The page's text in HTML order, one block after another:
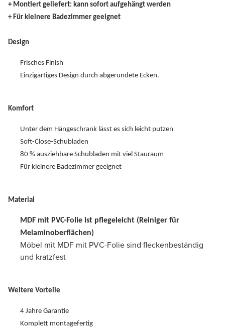
+ Montiert geliefert: kann sofort aufgehängt werden
+ Für kleinere Badezimmer geeignet
Design
Frisches Finish
Einzigartiges Design durch abgerundete Ecken.
Komfort
Unter dem Hängeschrank lässt es sich leicht putzen
Soft-Close-Schubladen
80 % ausziehbare Schubladen mit viel Stauraum
Für kleinere Badezimmer geeignet
Material
MDF mit PVC-Folie ist pflegeleicht (Reiniger für
Melaminoberflächen)
Möbel mit MDF mit PVC-Folie sind fleckenbeständig
und kratzfest
Weitere Vorteile
4 Jahre Garantie
Komplett montagefertig